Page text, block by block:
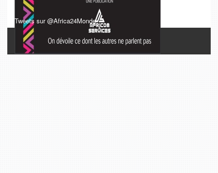
Tweets sur @Africa24Monde